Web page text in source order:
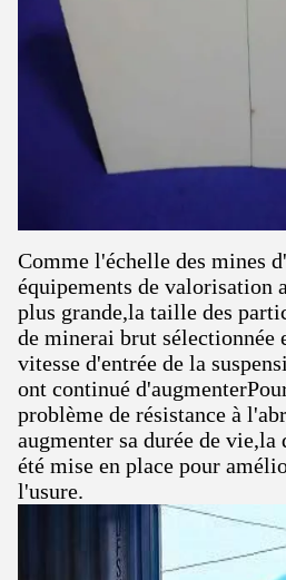
Comme l'échelle des mines
équipements de valorisation
plus grande,la taille des
de minerai brut sélectionnée
vitesse d'entrée de la
ont continué
problème de résistance à
augmenter sa durée de
été mise en place pour
l'usure.